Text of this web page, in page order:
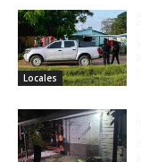
Locales